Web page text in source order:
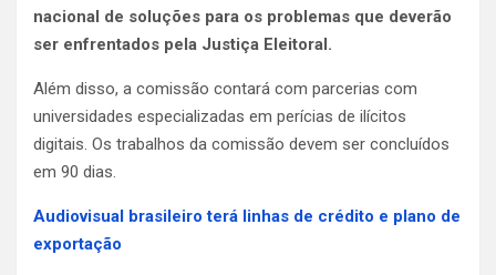
nacional de soluções para os problemas que deverão
ser enfrentados pela Justiça Eleitoral.
Além disso, a comissão contará com parcerias com
universidades especializadas em perícias de ilícitos
digitais. Os trabalhos da comissão devem ser concluídos
em 90 dias.
Audiovisual brasileiro terá linhas de crédito e plano de
exportação